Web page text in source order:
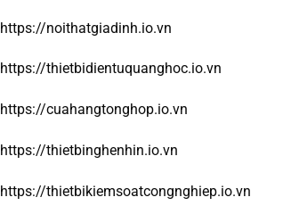
https://noithatgiadinh.io.vn
https://thietbidientuquanghoc.io.vn
https://cuahangtonghop.io.vn
https://thietbinghenhin.io.vn
https://thietbikiemsoatcongnghiep.io.vn